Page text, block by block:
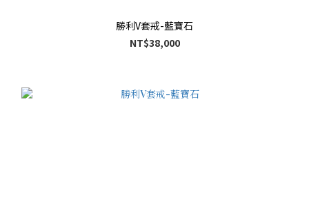
勝利V套戒-藍寶石
NT$38,000